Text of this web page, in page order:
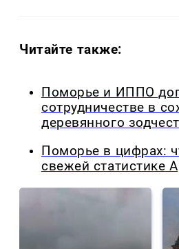
Читайте также:
Поморье и ИППО
сотрудничестве в
деревянного
Поморье в цифрах:
свежей статистике